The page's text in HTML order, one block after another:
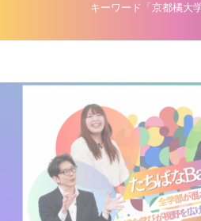
キーワード「京都橘大